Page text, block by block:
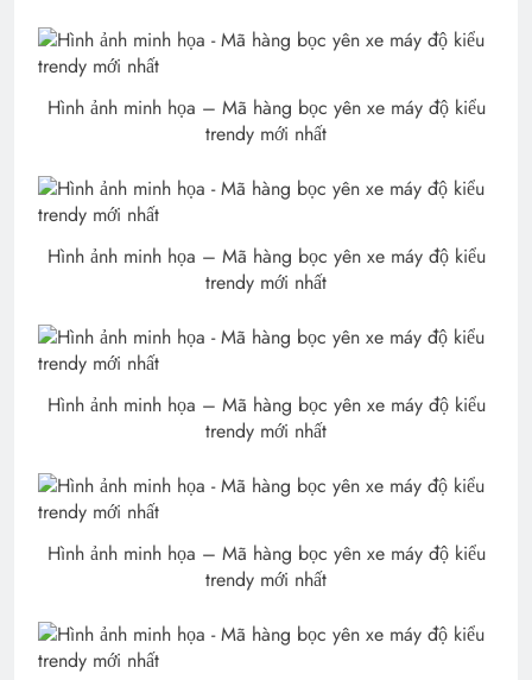
Hình ảnh minh họa – Mã hàng bọc yên xe máy độ kiểu
trendy mới nhất
Hình ảnh minh họa – Mã hàng bọc yên xe máy độ kiểu
trendy mới nhất
Hình ảnh minh họa – Mã hàng bọc yên xe máy độ kiểu
trendy mới nhất
Hình ảnh minh họa – Mã hàng bọc yên xe máy độ kiểu
trendy mới nhất